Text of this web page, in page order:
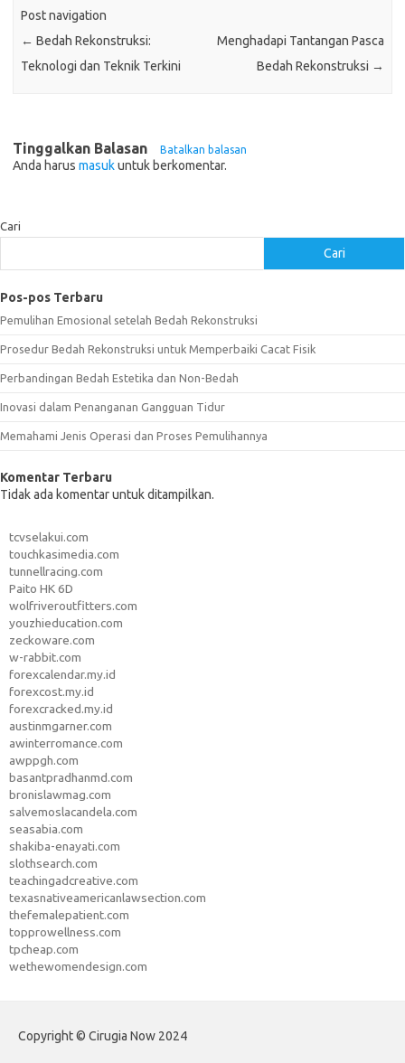
Post navigation
← Bedah Rekonstruksi:
Teknologi dan Teknik Terkini
Menghadapi Tantangan Pasca
Bedah Rekonstruksi →
Tinggalkan Balasan Batalkan balasan
Anda harus masukuntuk berkomentar.
Cari
Cari
Pos-pos Terbaru
Pemulihan Emosional setelah Bedah Rekonstruksi
Prosedur Bedah Rekonstruksi untuk Memperbaiki Cacat Fisik
Perbandingan Bedah Estetika dan Non-Bedah
Inovasi dalam Penanganan Gangguan Tidur
Memahami Jenis Operasi dan Proses Pemulihannya
Komentar Terbaru
Tidak ada komentar untuk ditampilkan.
tcvselakui.com
touchkasimedia.com
tunnellracing.com
Paito HK 6D
wolfriveroutfitters.com
youzhieducation.com
zeckoware.com
w-rabbit.com
forexcalendar.my.id
forexcost.my.id
forexcracked.my.id
austinmgarner.com
awinterromance.com
awppgh.com
basantpradhanmd.com
bronislawmag.com
salvemoslacandela.com
seasabia.com
shakiba-enayati.com
slothsearch.com
teachingadcreative.com
texasnativeamericanlawsection.com
thefemalepatient.com
topprowellness.com
tpcheap.com
wethewomendesign.com
Copyright © Cirugia Now 2024